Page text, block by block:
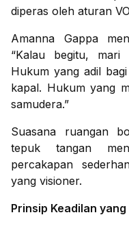
diperas oleh aturan
Amanna Gappa
“Kalau begitu,
Hukum yang adil
kapal. Hukum yang
samudera.”
Suasana ruangan
tepuk tangan
percakapan
yang visioner.
Prinsip Keadilan